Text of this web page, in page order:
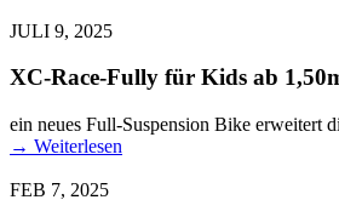
JULI 9, 2025
XC-Race-Fully für Kids ab
ein neues Full-Suspension Bike erweitert
→ Weiterlesen
FEB 7, 2025